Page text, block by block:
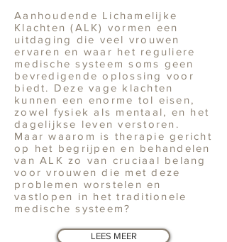
Aanhoudende Lichamelijke
Klachten (ALK) vormen een
uitdaging die veel vrouwen
ervaren en waar het reguliere
medische systeem soms geen
bevredigende oplossing voor
biedt. Deze vage klachten
kunnen een enorme tol eisen,
zowel fysiek als mentaal, en het
dagelijkse leven verstoren.
Maar waarom is therapie gericht
op het begrijpen en behandelen
van ALK zo van cruciaal belang
voor vrouwen die met deze
problemen worstelen en
vastlopen in het traditionele
medische systeem?
LEES MEER